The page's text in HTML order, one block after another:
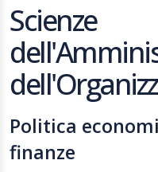
Scienze
Politica
finanze